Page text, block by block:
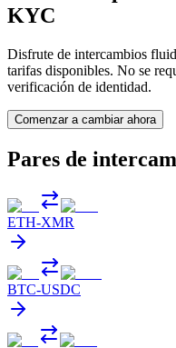
KYC
Disfrute de intercambios
tarifas disponibles. No se
verificación de identidad.
Comenzar a cambiar ahora
Pares de
ETH-XMR
BTC-USDC